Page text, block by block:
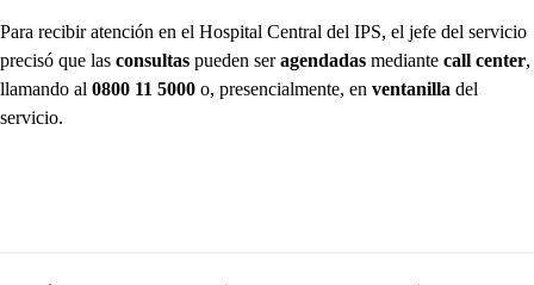
Para recibir atención en el Hospital Central del IPS, el jefe del servicio
precisó que las consultas pueden seragendadas mediante call center,
llamando al 0800 11 5000 o, presencialmente, en ventanilla del
servicio.